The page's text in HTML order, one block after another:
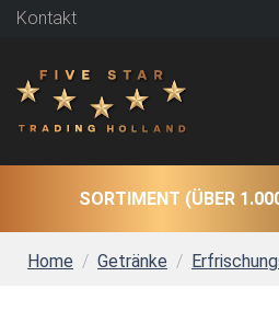
Kontakt
SORTIMENT (ÜBER
Home Getränke